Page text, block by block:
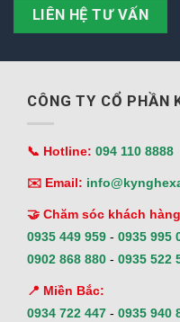
LIÊN HỆ TƯ VẤN
CÔNG TY CỔ PHẦN
📞 Hotline: 094 110 8888
✉️ Email:
🤝 Chăm sóc khách
0935 449 959 - 0935 995
0902 868 880 - 0935 522
📍 Miền Bắc:
0934 722 447 - 0935 940